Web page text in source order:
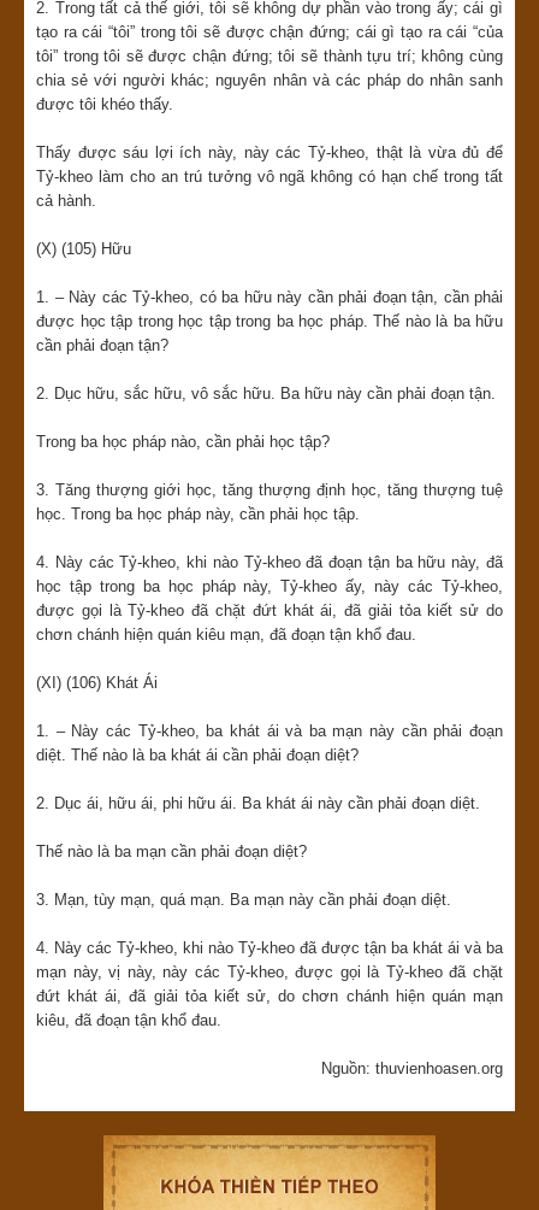
2. Trong tất cả thế giới, tôi sẽ không dự phần vào trong ấy; cái gì
tạo ra cái “tôi” trong tôi sẽ được chận đứng; cái gì tạo ra cái “của
tôi” trong tôi sẽ được chận đứng; tôi sẽ thành tựu trí; không cùng
chia sẻ với người khác; nguyên nhân và các pháp do nhân sanh
được tôi khéo thấy.
Thấy được sáu lợi ích này, này các Tỷ-kheo, thật là vừa đủ để
Tỷ-kheo làm cho an trú tưởng vô ngã không có hạn chế trong tất
cả hành.
(X) (105) Hữu
1. – Này các Tỷ-kheo, có ba hữu này cần phải đoạn tận, cần phải
được học tập trong học tập trong ba học pháp. Thế nào là ba hữu
cần phải đoạn tận?
2. Dục hữu, sắc hữu, vô sắc hữu. Ba hữu này cần phải đoạn tận.
Trong ba học pháp nào, cần phải học tập?
3. Tăng thượng giới học, tăng thượng định học, tăng thượng tuệ
học. Trong ba học pháp này, cần phải học tập.
4. Này các Tỷ-kheo, khi nào Tỷ-kheo đã đoạn tận ba hữu này, đã
học tập trong ba học pháp này, Tỷ-kheo ấy, này các Tỷ-kheo,
được gọi là Tỷ-kheo đã chặt đứt khát ái, đã giải tỏa kiết sử do
chơn chánh hiện quán kiêu mạn, đã đoạn tận khổ đau.
(XI) (106) Khát Ái
1. – Này các Tỷ-kheo, ba khát ái và ba mạn này cần phải đoạn
diệt. Thế nào là ba khát ái cần phải đoạn diệt?
2. Dục ái, hữu ái, phi hữu ái. Ba khát ái này cần phải đoạn diệt.
Thế nào là ba mạn cần phải đoạn diệt?
3. Mạn, tùy mạn, quá mạn. Ba mạn này cần phải đoạn diệt.
4. Này các Tỷ-kheo, khi nào Tỷ-kheo đã được tận ba khát ái và ba
mạn này, vị này, này các Tỷ-kheo, được gọi là Tỷ-kheo đã chặt
đứt khát ái, đã giải tỏa kiết sử, do chơn chánh hiện quán mạn
kiêu, đã đoạn tận khổ đau.
Nguồn: thuvienhoasen.org